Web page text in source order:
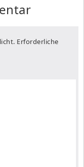
Erforderliche